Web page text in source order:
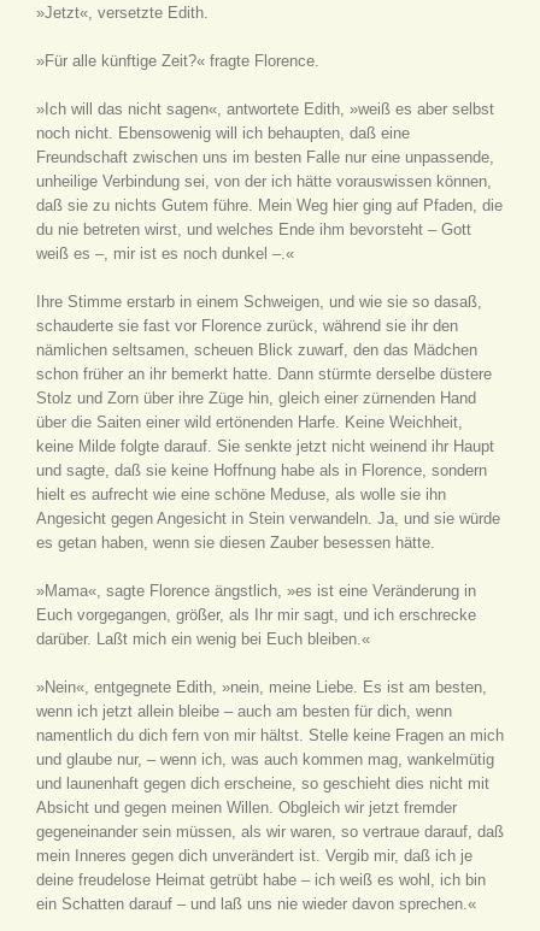
»Jetzt«, versetzte Edith.
»Für alle künftige Zeit?« fragte Florence.
»Ich will das nicht sagen«, antwortete Edith, »weiß es aber selbst
noch nicht. Ebensowenig will ich behaupten, daß eine
Freundschaft zwischen uns im besten Falle nur eine unpassende,
unheilige Verbindung sei, von der ich hätte vorauswissen können,
daß sie zu nichts Gutem führe. Mein Weg hier ging auf Pfaden, die
du nie betreten wirst, und welches Ende ihm bevorsteht – Gott
weiß es –, mir ist es noch dunkel –.«
Ihre Stimme erstarb in einem Schweigen, und wie sie so dasaß,
schauderte sie fast vor Florence zurück, während sie ihr den
nämlichen seltsamen, scheuen Blick zuwarf, den das Mädchen
schon früher an ihr bemerkt hatte. Dann stürmte derselbe düstere
Stolz und Zorn über ihre Züge hin, gleich einer zürnenden Hand
über die Saiten einer wild ertönenden Harfe. Keine Weichheit,
keine Milde folgte darauf. Sie senkte jetzt nicht weinend ihr Haupt
und sagte, daß sie keine Hoffnung habe als in Florence, sondern
hielt es aufrecht wie eine schöne Meduse, als wolle sie ihn
Angesicht gegen Angesicht in Stein verwandeln. Ja, und sie würde
es getan haben, wenn sie diesen Zauber besessen hätte.
»Mama«, sagte Florence ängstlich, »es ist eine Veränderung in
Euch vorgegangen, größer, als Ihr mir sagt, und ich erschrecke
darüber. Laßt mich ein wenig bei Euch bleiben.«
»Nein«, entgegnete Edith, »nein, meine Liebe. Es ist am besten,
wenn ich jetzt allein bleibe – auch am besten für dich, wenn
namentlich du dich fern von mir hältst. Stelle keine Fragen an mich
und glaube nur, – wenn ich, was auch kommen mag, wankelmütig
und launenhaft gegen dich erscheine, so geschieht dies nicht mit
Absicht und gegen meinen Willen. Obgleich wir jetzt fremder
gegeneinander sein müssen, als wir waren, so vertraue darauf, daß
mein Inneres gegen dich unverändert ist. Vergib mir, daß ich je
deine freudelose Heimat getrübt habe – ich weiß es wohl, ich bin
ein Schatten darauf – und laß uns nie wieder davon sprechen.«